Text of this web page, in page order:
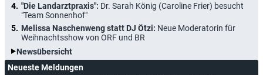
"Die Landarztpraxis": Dr. Sarah König (Caroline Frier) besucht
"Team Sonnenhof"
Melissa Naschenweng statt DJ Ötzi: Neue Moderatorin für
Weihnachtsshow von ORF und BR
Newsübersicht
Neueste Meldungen